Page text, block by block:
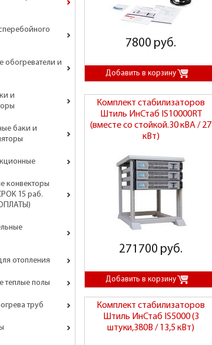
обогреватели и
и
баки и
конвекторы
15 раб.
отопления
теплые полы
труб
7800 руб.
Комплект стабилизаторов
Штиль ИнСтаб IS10000RT
(вместе со стойкой.30 кВА / 27
кВт)
271700 руб.
Комплект стабилизаторов
Штиль ИнСтаб IS5000 (3
штуки,380В / 13,5 кВт)